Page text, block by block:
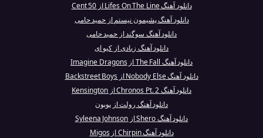
دانلود آهنگ Lifes On The Line از 50 Cent
دانلود آهنگ پشیمون نیستم از حمید حامی
دانلود آهنگ سوگند از حمید حامی
دانلود آهنگ زیادی از کیو ای
دانلود آهنگ The Fall از Imagine Dragons
دانلود آهنگ Nobody Else از Backstreet Boys
دانلود آهنگ Chronos Pt. 2 از Kensington
دانلود آهنگ رولت از پوبون
دانلود آهنگ Shero از Syleena Johnson
دانلود آهنگ Chirpin از Migos